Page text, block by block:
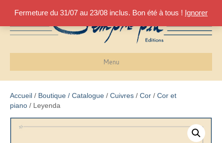
Fermeture du 31/07 au 23/08 inclus. Bon été à tous ! Ignorer
Menu
Accueil / Boutique / Catalogue / Cuivres / Cor / Cor et
piano / Leyenda